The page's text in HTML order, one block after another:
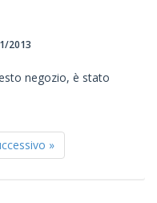
2013
negozio, è stato
»